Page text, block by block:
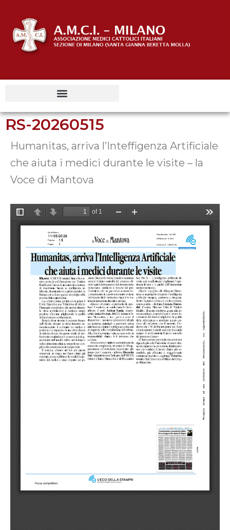
RS-20260515
Humanitas, arriva l’Inteffigenza Artificiale
che aiuta i medici durante le visite – la
Voce di Mantova